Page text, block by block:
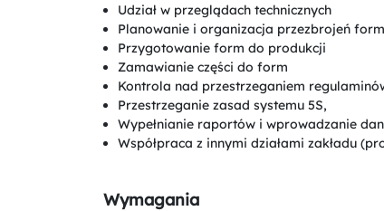
Udział w przeglądach technicznych
Planowanie i organizacja przezbrojeń form
Przygotowanie form do produkcji
Zamawianie części do form
Kontrola nad przestrzeganiem
Przestrzeganie zasad systemu 5S,
Wypełnianie raportów i wprowadzanie
Współpraca z innymi działami zakładu
Wymagania